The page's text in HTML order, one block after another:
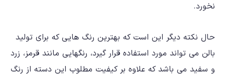
نخورد.
حال نکته دیگر این است که بهترین رنگ هایی که برای تولید
بالن می تواند مورد استفاده قرار گیرد، رنگهایی مانند قرمز، زرد
و سفید می باشد که علاوه بر کیفیت مطلوب این دسته از رنگ